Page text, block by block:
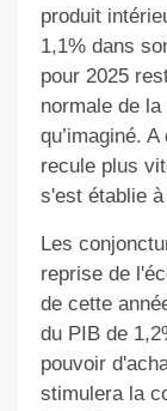
produit
1,1% dans
pour 2025
normale de
qu’imaginé.
recule plus
s'est établie
Les
reprise de
de cette
du PIB de
pouvoir
stimulera la